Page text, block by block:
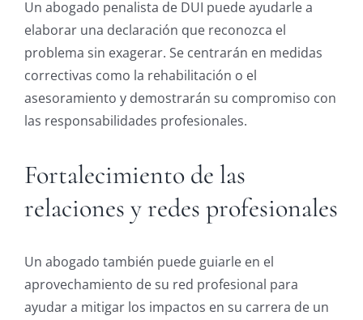
Un abogado penalista de DUI puede ayudarle a
elaborar una declaración que reconozca el
problema sin exagerar. Se centrarán en medidas
correctivas como la rehabilitación o el
asesoramiento y demostrarán su compromiso con
las responsabilidades profesionales.
Fortalecimiento de las
relaciones y redes profesionales
Un abogado también puede guiarle en el
aprovechamiento de su red profesional para
ayudar a mitigar los impactos en su carrera de un